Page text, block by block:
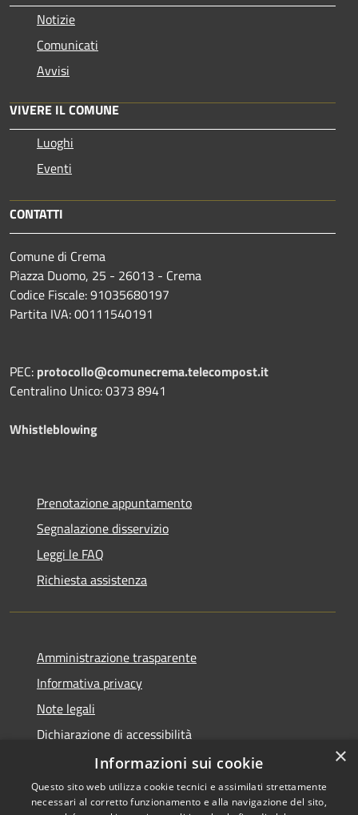
Notizie
Comunicati
Avvisi
VIVERE IL COMUNE
Luoghi
Eventi
CONTATTI
Comune di Crema
Piazza Duomo, 25 - 26013 - Crema
Codice Fiscale: 91035680197
Partita IVA: 00111540191
PEC: protocollo@comunecrema.telecompost.it
Centralino Unico: 0373 8941
Whistleblowing
Prenotazione appuntamento
Segnalazione disservizio
Leggi le FAQ
Richiesta assistenza
Amministrazione trasparente
Informativa privacy
Note legali
Dichiarazione di accessibilità
Piano di miglioramento dei servizi
×
Informazioni sui cookie
Questo sito web utilizza cookie tecnici e assimilati strettamente
necessari al corretto funzionamento e alla navigazione del sito,